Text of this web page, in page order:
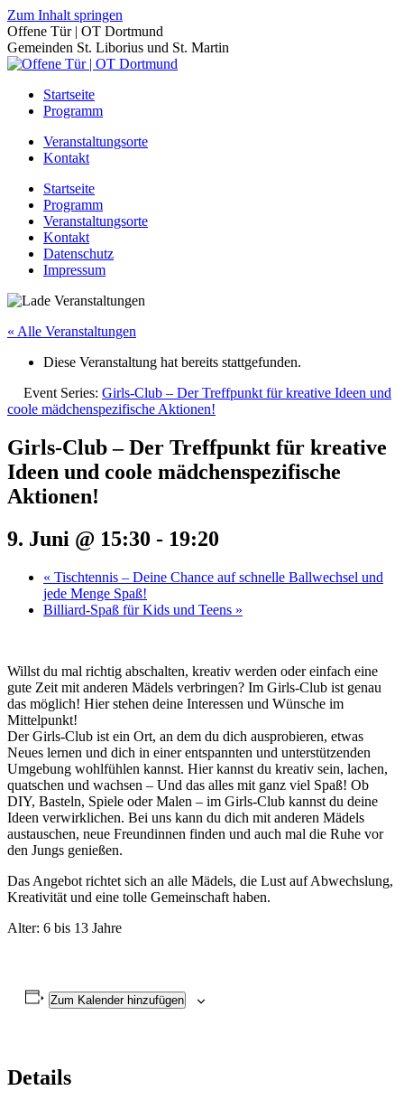
Zum Inhalt springen
Offene Tür | OT Dortmund
Gemeinden St. Liborius und St. Martin
Startseite
Programm
Veranstaltungsorte
Kontakt
Startseite
Programm
Veranstaltungsorte
Kontakt
Datenschutz
Impressum
« Alle Veranstaltungen
Diese Veranstaltung hat bereits stattgefunden.
Event Series: Girls-Club – Der Treffpunkt für kreative Ideen und
coole mädchenspezifische Aktionen!
Girls-Club – Der Treffpunkt für kreative
Ideen und coole mädchenspezifische
Aktionen!
9. Juni @ 15:30 - 19:20
« Tischtennis – Deine Chance auf schnelle Ballwechsel und
jede Menge Spaß!
Billiard-Spaß für Kids und Teens »
Willst du mal richtig abschalten, kreativ werden oder einfach eine
gute Zeit mit anderen Mädels verbringen? Im Girls-Club ist genau
das möglich! Hier stehen deine Interessen und Wünsche im
Mittelpunkt!
Der Girls-Club ist ein Ort, an dem du dich ausprobieren, etwas
Neues lernen und dich in einer entspannten und unterstützenden
Umgebung wohlfühlen kannst. Hier kannst du kreativ sein, lachen,
quatschen und wachsen – Und das alles mit ganz viel Spaß! Ob
DIY, Basteln, Spiele oder Malen – im Girls-Club kannst du deine
Ideen verwirklichen. Bei uns kann du dich mit anderen Mädels
austauschen, neue Freundinnen finden und auch mal die Ruhe vor
den Jungs genießen.
Das Angebot richtet sich an alle Mädels, die Lust auf Abwechslung,
Kreativität und eine tolle Gemeinschaft haben.
Alter: 6 bis 13 Jahre
Zum Kalender hinzufügen
Details